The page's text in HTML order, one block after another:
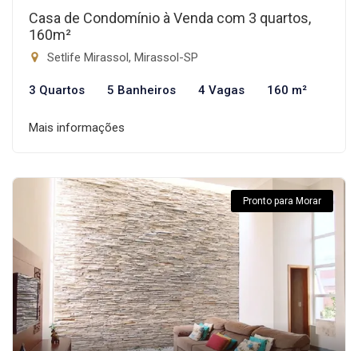
Casa de Condomínio à Venda com 3 quartos,
160m²
Setlife Mirassol, Mirassol-SP
3 Quartos 5 Banheiros 4 Vagas 160 m²
Mais informações
Pronto para Morar